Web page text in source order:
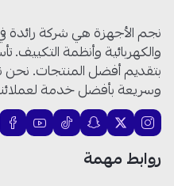
نجم الأجهزة هي شركة رائدة
بتقديم أفضل المنتجات.
وسريعة بأفضل خدمة
روابط مهمة